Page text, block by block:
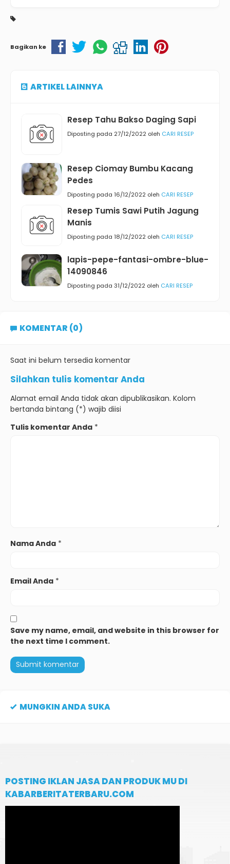
Bagikan ke
ARTIKEL LAINNYA
Resep Tahu Bakso Daging Sapi
Diposting pada 27/12/2022 oleh CARI RESEP
Resep Ciomay Bumbu Kacang
Pedes
Diposting pada 16/12/2022 oleh CARI RESEP
Resep Tumis Sawi Putih Jagung
Manis
Diposting pada 18/12/2022 oleh CARI RESEP
lapis-pepe-fantasi-ombre-blue-
14090846
Diposting pada 31/12/2022 oleh CARI RESEP
KOMENTAR (0)
Saat ini belum tersedia komentar
Silahkan tulis komentar Anda
Alamat email Anda tidak akan dipublikasikan. Kolom
bertanda bintang (*) wajib diisi
Tulis komentar Anda *
Nama Anda *
Email Anda *
Save my name, email, and website in this browser for
the next time I comment.
MUNGKIN ANDA SUKA
POSTING IKLAN JASA DAN PRODUK MU DI
KABARBERITATERBARU.COM